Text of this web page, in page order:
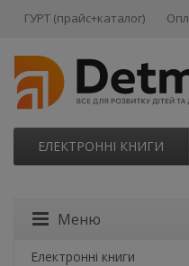
ГУРТ (прайс+каталог)
ЕЛЕКТРОННІ КНИГИ
Меню
Електронні книги